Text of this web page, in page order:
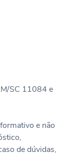
SC 11084 e
e não
de dúvidas,